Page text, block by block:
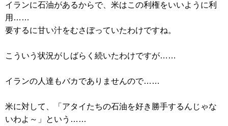
イランに石油があるからで、米はこの利権をいいように利
用……
要するに甘い汁をむさぼっていたわけですね。
こういう状況がしばらく続いたわけですが……
イランの人達もバカでありませんので……
米に対して、「アタイたちの石油を好き勝手するんじゃな
いわよ～」という……